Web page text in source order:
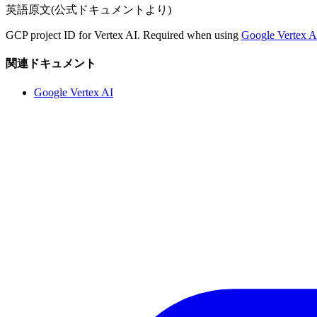
英語原文(公式ドキュメントより)
GCP project ID for Vertex AI. Required when using Google Vertex
関連ドキュメント
Google Vertex AI